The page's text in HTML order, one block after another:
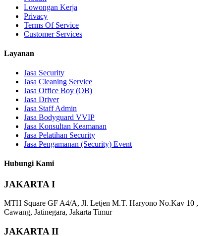
Lowongan Kerja
Privacy
Terms Of Service
Customer Services
Layanan
Jasa Security
Jasa Cleaning Service
Jasa Office Boy (OB)
Jasa Driver
Jasa Staff Admin
Jasa Bodyguard VVIP
Jasa Konsultan Keamanan
Jasa Pelatihan Security
Jasa Pengamanan (Security) Event
Hubungi Kami
JAKARTA I
MTH Square GF A4/A, Jl. Letjen M.T. Haryono No.Kav 10 ,
Cawang, Jatinegara, Jakarta Timur
JAKARTA II